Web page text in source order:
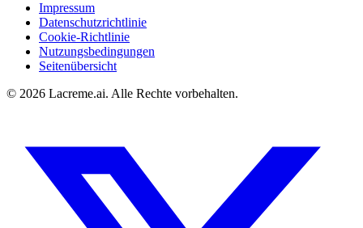
Impressum
Datenschutzrichtlinie
Cookie-Richtlinie
Nutzungsbedingungen
Seitenübersicht
© 2026 Lacreme.ai. Alle Rechte vorbehalten.